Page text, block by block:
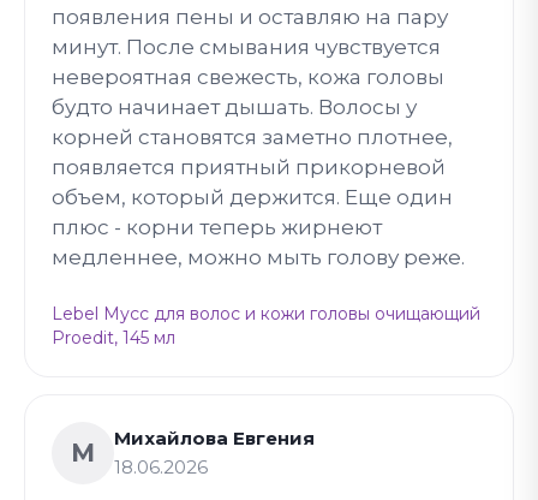
появления пены и оставляю на пару
минут. После смывания чувствуется
невероятная свежесть, кожа головы
будто начинает дышать. Волосы у
корней становятся заметно плотнее,
появляется приятный прикорневой
объем, который держится. Еще один
плюс - корни теперь жирнеют
медленнее, можно мыть голову реже.
Lebel Мусс для волос и кожи головы очищающий
Proedit, 145 мл
М
Михайлова Евгения
18.06.2026